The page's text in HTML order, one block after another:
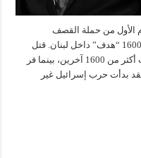
هو اليوم الأول من حملة القصف
الإسرائيلية، ضربت الغارات الجوية أكثر من 1600 “هدف” داخل لبنان. قتل
على إثر ذلك الهجوم نحو 500 شخص وأصيب أكثر من 1600 آخرين، بينما فر
بدأت حرب إسرائيل غير